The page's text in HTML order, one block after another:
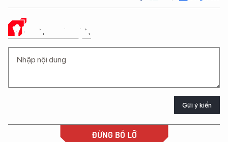
Ý KIẾN CỦA BẠN
Gửi ý kiến
ĐỪNG BỎ LỠ